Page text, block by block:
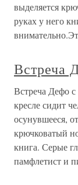
выделяется
руках у него
Встреча
Встреча Дефо
кресле сидит
осунувшееся,
крючковатый
книга. Серые
памфлетист и